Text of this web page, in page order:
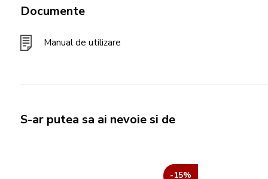
Documente
Manual de utilizare
S-ar putea sa ai nevoie si de
-15%